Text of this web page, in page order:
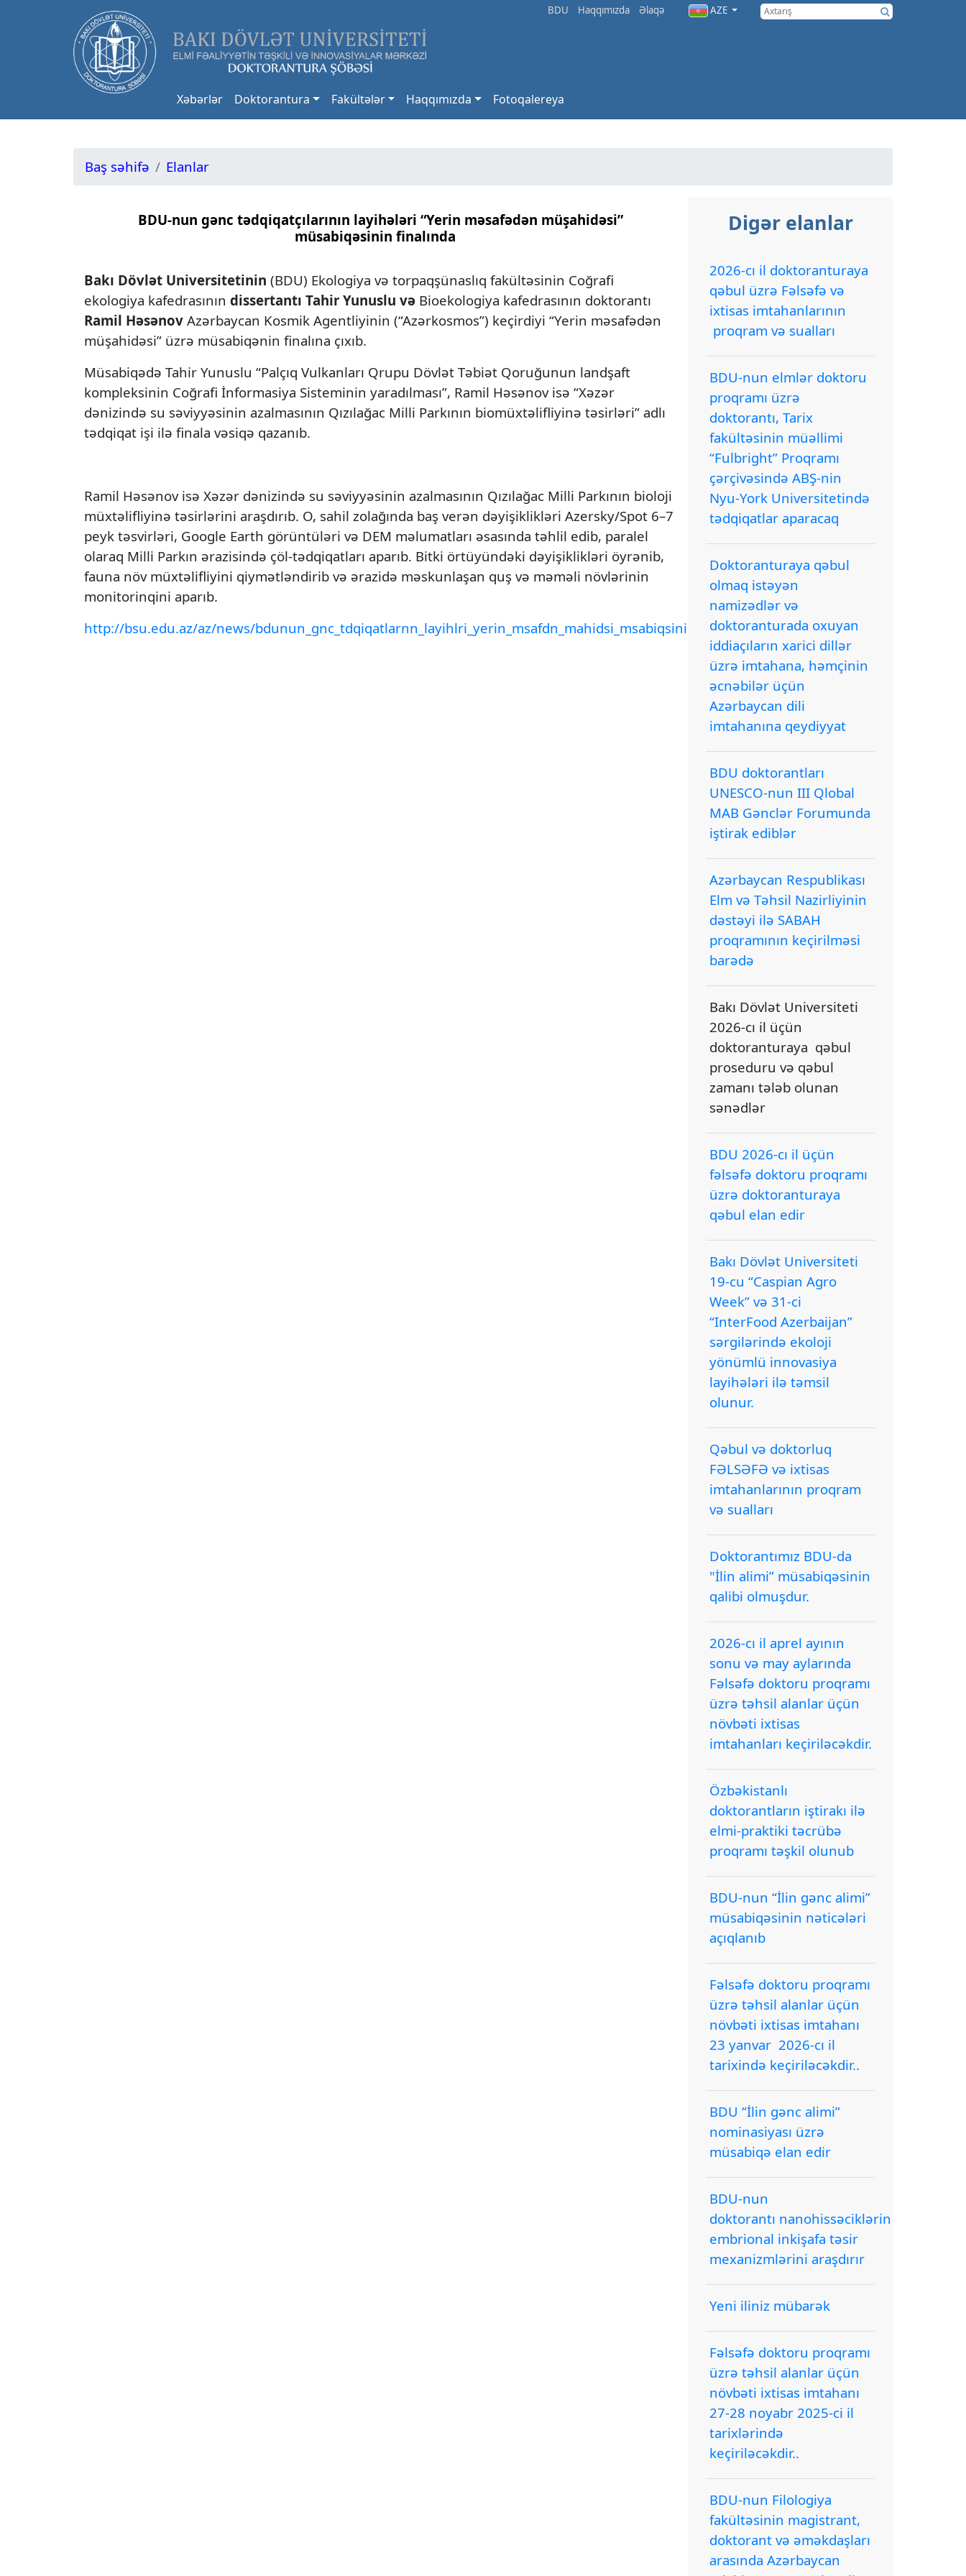
BDU Haqqımızda Əlaqə AZE
Xəbərlər Doktorantura Fakültələr Haqqımızda Fotoqalereya
Baş səhifə Elanlar
BDU-nun gənc tədqiqatçılarının layihələri “Yerin məsafədən müşahidəsi”
müsabiqəsinin finalında
Bakı Dövlət Universitetinin (BDU) Ekologiya və torpaqşünaslıq fakültəsinin Coğrafi
ekologiya kafedrasının dissertantı Tahir Yunuslu və Bioekologiya kafedrasının doktorantı
Ramil Həsənov Azərbaycan Kosmik Agentliyinin (“Azərkosmos”) keçirdiyi “Yerin məsafədən
müşahidəsi” üzrə müsabiqənin finalına çıxıb.
Müsabiqədə Tahir Yunuslu “Palçıq Vulkanları Qrupu Dövlət Təbiət Qoruğunun landşaft
kompleksinin Coğrafi İnformasiya Sisteminin yaradılması”, Ramil Həsənov isə “Xəzər
dənizində su səviyyəsinin azalmasının Qızılağac Milli Parkının biomüxtəlifliyinə təsirləri” adlı
tədqiqat işi ilə finala vəsiqə qazanıb.
Ramil Həsənov isə Xəzər dənizində su səviyyəsinin azalmasının Qızılağac Milli Parkının bioloji
müxtəlifliyinə təsirlərini araşdırıb. O, sahil zolağında baş verən dəyişiklikləri Azersky/Spot 6–7
peyk təsvirləri, Google Earth görüntüləri və DEM məlumatları əsasında təhlil edib, paralel
olaraq Milli Parkın ərazisində çöl-tədqiqatları aparıb. Bitki örtüyündəki dəyişiklikləri öyrənib,
fauna növ müxtəlifliyini qiymətləndirib və ərazidə məskunlaşan quş və məməli növlərinin
monitorinqini aparıb.
http://bsu.edu.az/az/news/bdunun_gnc_tdqiqatlarnn_layihlri_yerin_msafdn_mahidsi_msabiqsinin_finalnda_
Digər elanlar
2026-cı il doktoranturaya
qəbul üzrə Fəlsəfə və
ixtisas imtahanlarının
proqram və sualları
BDU-nun elmlər doktoru
proqramı üzrə
doktorantı, Tarix
fakültəsinin müəllimi
“Fulbright” Proqramı
çərçivəsində ABŞ-nin
Nyu-York Universitetində
tədqiqatlar aparacaq
Doktoranturaya qəbul
olmaq istəyən
namizədlər və
doktoranturada oxuyan
iddiaçıların xarici dillər
üzrə imtahana, həmçinin
əcnəbilər üçün
Azərbaycan dili
imtahanına qeydiyyat
BDU doktorantları
UNESCO-nun III Qlobal
MAB Gənclər Forumunda
iştirak ediblər
Azərbaycan Respublikası
Elm və Təhsil Nazirliyinin
dəstəyi ilə SABAH
proqramının keçirilməsi
barədə
Bakı Dövlət Universiteti
2026-cı il üçün
doktoranturaya qəbul
proseduru və qəbul
zamanı tələb olunan
sənədlər
BDU 2026-cı il üçün
fəlsəfə doktoru proqramı
üzrə doktoranturaya
qəbul elan edir
Bakı Dövlət Universiteti
19-cu “Caspian Agro
Week” və 31-ci
“InterFood Azerbaijan”
sərgilərində ekoloji
yönümlü innovasiya
layihələri ilə təmsil
olunur.
Qəbul və doktorluq
FƏLSƏFƏ və ixtisas
imtahanlarının proqram
və sualları
Doktorantımız BDU-da
"İlin alimi” müsabiqəsinin
qalibi olmuşdur.
2026-cı il aprel ayının
sonu və may aylarında
Fəlsəfə doktoru proqramı
üzrə təhsil alanlar üçün
növbəti ixtisas
imtahanları keçiriləcəkdir.
Özbəkistanlı
doktorantların iştirakı ilə
elmi-praktiki təcrübə
proqramı təşkil olunub
BDU-nun “İlin gənc alimi”
müsabiqəsinin nəticələri
açıqlanıb
Fəlsəfə doktoru proqramı
üzrə təhsil alanlar üçün
növbəti ixtisas imtahanı
23 yanvar 2026-cı il
tarixində keçiriləcəkdir..
BDU “İlin gənc alimi”
nominasiyası üzrə
müsabiqə elan edir
BDU-nun
doktorantı nanohissəciklərin
embrional inkişafa təsir
mexanizmlərini araşdırır
Yeni iliniz mübarək
Fəlsəfə doktoru proqramı
üzrə təhsil alanlar üçün
növbəti ixtisas imtahanı
27-28 noyabr 2025-ci il
tarixlərində
keçiriləcəkdir..
BDU-nun Filologiya
fakültəsinin magistrant,
doktorant və əməkdaşları
arasında Azərbaycan